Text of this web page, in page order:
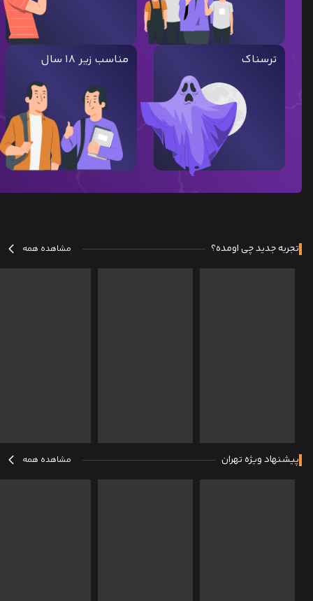
ترسناک مناسب زیر ۱۸ سال
تجربه جدید چی اومده؟ مشاهده همه
پیشنهاد ویژه تهران مشاهده همه